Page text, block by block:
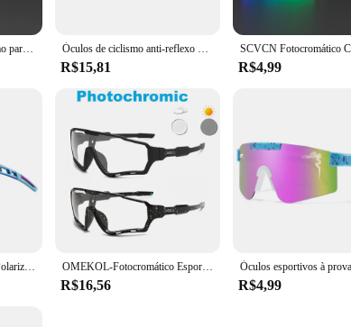
SCVCN-Óculos de ciclismo para homens e mulheres, óculos UV400, proteção esportiva, mountain bike, bicicleta, caminhadas, camping, golfe, beisebol Óculos de ciclismo anti-reflexo para crianças, óculos ao ar livre, óculos de esportes, óculos anti-reflexo, óculos anti-sol, 3 a 8 anos
R$15,81 R$4,99
Kapvoe Ciclismo Óculos Polarizados MTB Road Bike Óculos UV400 Óculos De Proteção Ultra Light Sport Eyewear Equipment OMEKOL-Fotocromático Esporte Ciclismo Óculos para Homens e Mulheres, Óculos de Sol ao Ar Livre, Óculos de Bicicleta MTB Baseball, 2 Pares
R$16,56 R$4,99